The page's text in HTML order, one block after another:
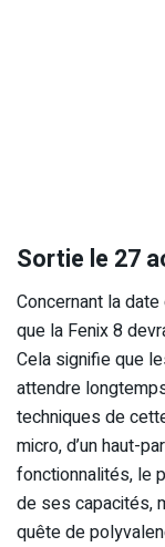
Sortie le 27
Concernant la
que la Fenix 8
Cela signifie que
attendre
techniques de
micro, d’un haut-
fonctionnalités, le
de ses capacités,
quête de